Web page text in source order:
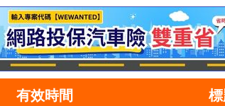
有效時間